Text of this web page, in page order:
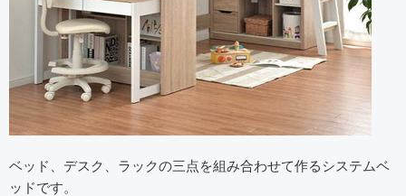
ベッド、デスク、ラックの三点を組み合わせて作るシステムベ
ッドです。